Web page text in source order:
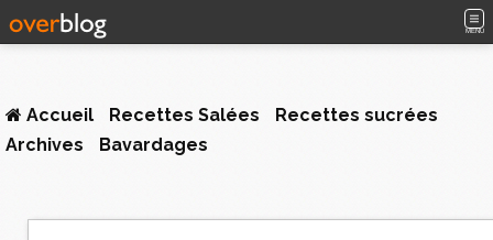
MENU
Accueil Recettes Salées
Recettes sucrées
Archives
Bavardages